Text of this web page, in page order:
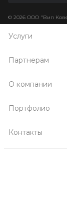
© 2026 ООО "Вип
Услуги
Партнерам
О компании
Портфолио
Контакты